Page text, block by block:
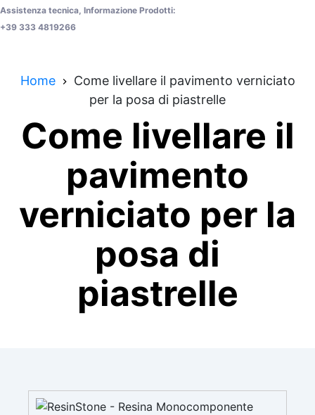
Assistenza tecnica, Informazione Prodotti:
+39 333 4819266
Home
Come livellare il pavimento verniciato
per la posa di piastrelle
Come livellare il
pavimento
verniciato per la
posa di
piastrelle